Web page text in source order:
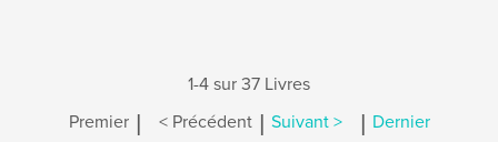
1-4 sur 37 Livres
Premier | < Précédent | Suivant > | Dernier